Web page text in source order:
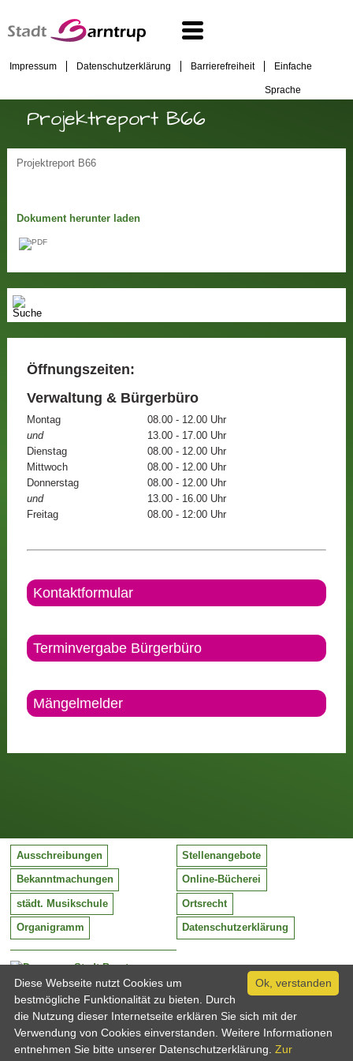
Impressum Datenschutzerklärung Barrierefreiheit Einfache
Sprache
Projektreport B66
Projektreport B66
Dokument herunter laden
Öffnungszeiten:
Verwaltung & Bürgerbüro
Montag
08.00 - 12.00 Uhr
und
13.00 - 17.00 Uhr
Dienstag
08.00 - 12.00 Uhr
Mittwoch
08.00 - 12.00 Uhr
Donnerstag
08.00 - 12.00 Uhr
und
13.00 - 16.00 Uhr
Freitag
08.00 - 12:00 Uhr
Kontaktformular
Terminvergabe Bürgerbüro
Mängelmelder
Stadt Barntrup
Mittelstraße 38
32683 Barntrup
Tel:
Email:
05263 / 409-0
info@barntrup.de
Ausschreibungen Stellenangebote
Bekanntmachungen Online-Bücherei
städt. Musikschule Ortsrecht
Organigramm Datenschutzerklärung
Ok, verstanden
Diese Webseite nutzt Cookies um
bestmögliche Funktionalität zu bieten. Durch
die Nutzung dieser Internetseite erklären Sie sich mit der
Verwendung von Cookies einverstanden. Weitere Informationen
entnehmen Sie bitte unserer Datenschutzerklärung. Zur